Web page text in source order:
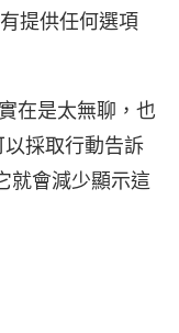
提供任何選項
在是太無聊，也
採取行動告訴
就會減少顯示這